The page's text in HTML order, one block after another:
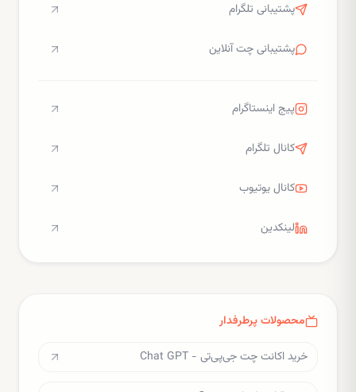
پشتیبانی تلگرام
پشتیبانی چت آنلاین
پیج اینستاگرام
کانال تلگرام
کانال یوتیوب
لینکدین
محصولات پرطرفدار
خرید اکانت چت جی‌پی‌تی - Chat GPT